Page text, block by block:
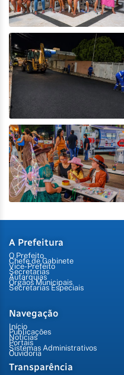
A Prefeitura
O Prefeito
Chefe de Gabinete
Vice-Prefeito
Secretarias
Autarquias
Órgãos Municipais
Secretarias Especiais
Navegação
Início
Publicações
Notícias
Portais
Sistemas Administrativos
Ouvidoria
Transparência